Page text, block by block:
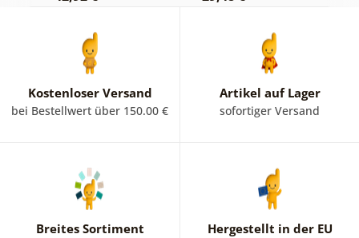
Kostenloser Versand
bei Bestellwert über 150.00 €
Artikel auf Lager
sofortiger Versand
Breites Sortiment Hergestellt in der EU